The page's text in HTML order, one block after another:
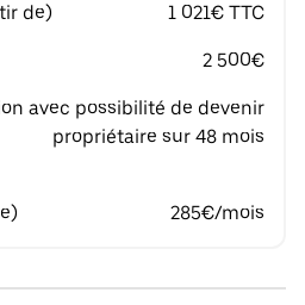
de) 1 021€ TTC
2 500€
avec possibilité de devenir
propriétaire sur 48 mois
285€/mois